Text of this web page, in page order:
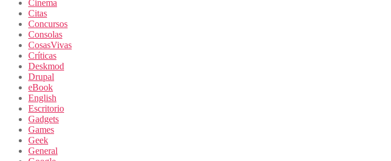
Cinema
Citas
Concursos
Consolas
CosasVivas
Críticas
Deskmod
Drupal
eBook
English
Escritorio
Gadgets
Games
Geek
General